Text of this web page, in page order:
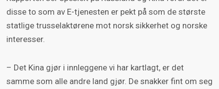
disse to som av E-tjenesten er pekt på som de største
statlige trusselaktørene mot norsk sikkerhet og norske
interesser.
– Det Kina gjør i innleggene vi har kartlagt, er det
samme som alle andre land gjør. De snakker fint om seg